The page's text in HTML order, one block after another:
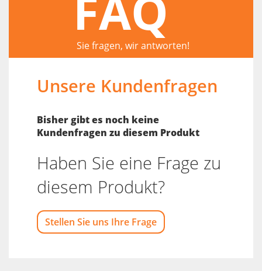
Sie fragen, wir antworten!
Unsere Kundenfragen
Bisher gibt es noch keine
Kundenfragen zu diesem Produkt
Haben Sie eine Frage zu
diesem Produkt?
Stellen Sie uns Ihre Frage